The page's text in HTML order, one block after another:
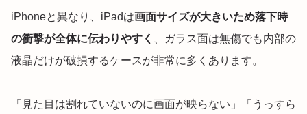
iPhoneと異なり、iPadは画面サイズが大きいため落下時
の衝撃が全体に伝わりやすく
、ガラス面は無傷でも内部の
液晶だけが破損するケースが非常に多くあります。
「見た目は割れていないのに画面が映らない」「うっすら